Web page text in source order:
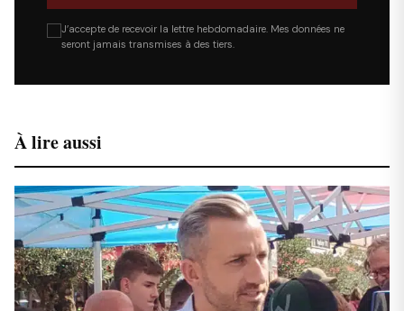
J’accepte de recevoir la lettre hebdomadaire. Mes données ne
seront jamais transmises à des tiers.
À lire aussi